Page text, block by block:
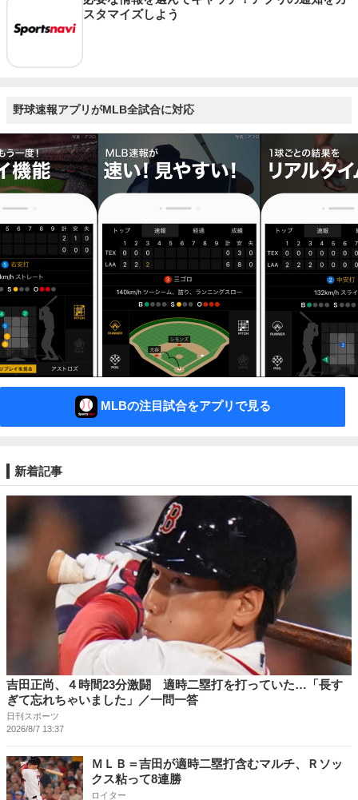
スタマイズしよう
野球速報アプリがMLB全試合に対応
MLBの注目試合をアプリで見る
新着記事
吉田正尚、４時間23分激闘 適時二塁打を打っていた…「長す
ぎて忘れちゃいました」／一問一答
日刊スポーツ
2026/8/7 13:37
ＭＬＢ＝吉田が適時二塁打含むマルチ、Ｒソッ
クス粘って8連勝
ロイター